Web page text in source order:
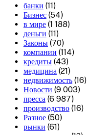
банки (11)
Бизнес (54)
в мире (1 188)
деньги (11)
Законы (70)
компании (114)
кредиты (43)
медицина (21)
недвижимость (16)
Новости (9 003)
пресса (6 987)
производство (16)
Разное (50)
рынки (61)